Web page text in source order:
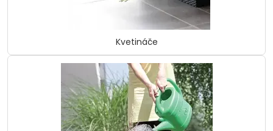
Kvetináče